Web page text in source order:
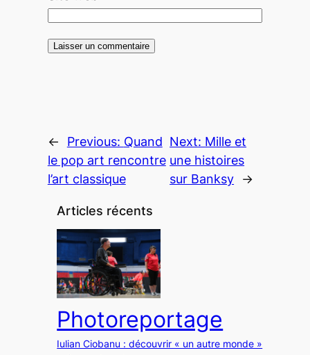
← Previous: Quand
le pop art rencontre
l’art classique
Next: Mille et
une histoires
sur Banksy
→
Articles récents
Photoreportage
Iulian Ciobanu : découvrir « un autre monde »